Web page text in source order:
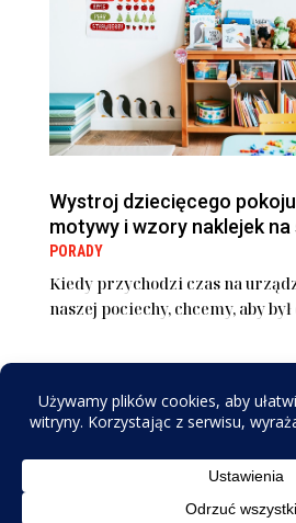
Wystroj dziecięcego
motywy i wzory naklejek na
PORADY
Kiedy przychodzi czas na
naszej pociechy, chcemy, aby